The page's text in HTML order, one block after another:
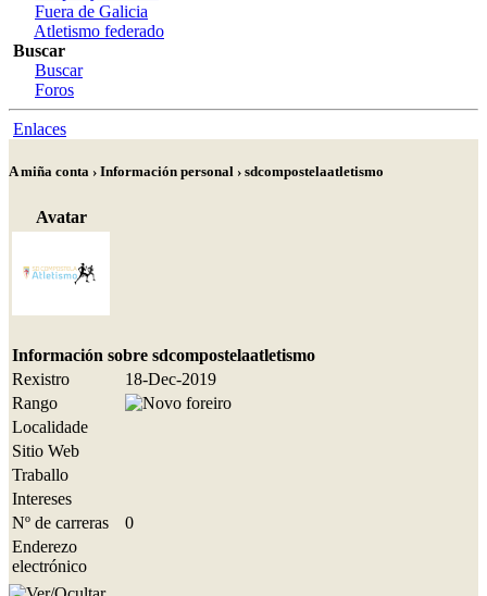
Fuera de Galicia
Atletismo federado
Buscar
Buscar
Foros
Enlaces
A miña conta › Información personal › sdcompostelaatletismo
Avatar
Información sobre sdcompostelaatletismo
Rexistro
18-Dec-2019
Rango
Localidade
Sitio Web
Traballo
Intereses
Nº de carreras
0
Enderezo
electrónico